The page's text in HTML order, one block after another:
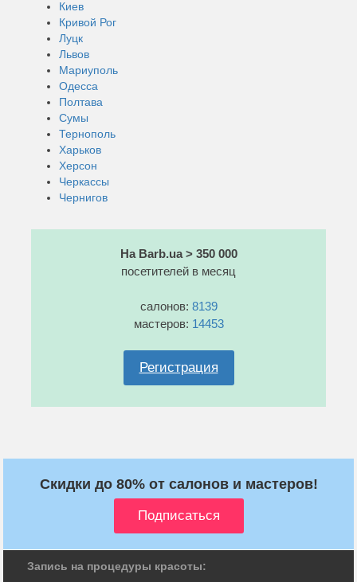
Киев
Кривой Рог
Луцк
Львов
Мариуполь
Одесса
Полтава
Сумы
Тернополь
Харьков
Херсон
Черкассы
Чернигов
На Barb.ua > 350 000
посетителей в месяц
салонов: 8139
мастеров: 14453
Регистрация
Скидки до 80% от салонов и мастеров!
Запись на процедуры красоты: